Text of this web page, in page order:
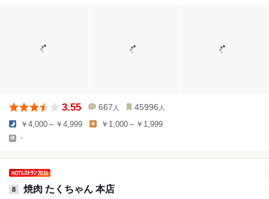
3.55 667 人 45996 人
￥4,000～￥4,999 ￥1,000～￥1,999
-
8 焼肉 たくちゃん 本店